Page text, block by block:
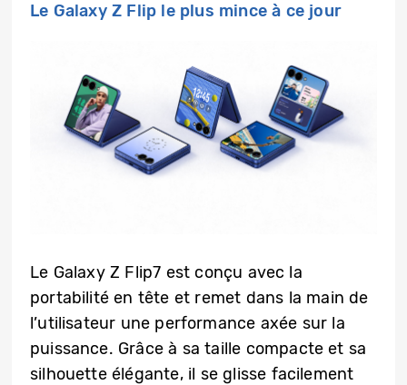
Le Galaxy Z Flip le plus mince à ce jour
Le Galaxy Z Flip7 est conçu avec la
portabilité en tête et remet dans la main de
l’utilisateur une performance axée sur la
puissance. Grâce à sa taille compacte et sa
silhouette élégante, il se glisse facilement